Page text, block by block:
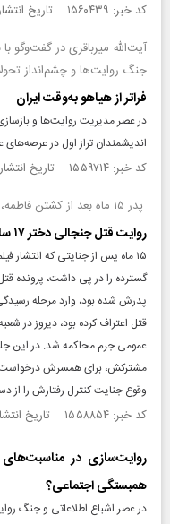
کد خبر: ۱۵۶۰۴۳۹ تاریخ انتشار : ۱۴۰۵/۰۵/۰۳
آیت‌الله میرباقری در گفت‌وگو
جنگ روایت‌ها و چشم‌انداز
فراتر از هیاهو به‌وقت ایران
در عصر مدیریت روایت‌ها و
اندیشمندان تراز اول در
کد خبر: ۱۵۵۹۷۱۴ تاریخ انتشار : ۱۴۰۵/۰۴/۲۸
پدر ۱۵ ماه بعد از کشتن فاطمه، پای میز محاکمه ایستاد
روایت قتل جنجالی دختر ۱۷ ساله
۱۵ ماه پس از جنایتی که
پدرش شده بود، وارد مرحله
قتل اعتراف کرده بود، دیروز در
عمومی جرم محاکمه شد. در این
مشترکش، برای همسرش درخواست
وقوع جنایت کنترل رفتارش را از
کد خبر: ۱۵۵۸۸۵۴ تاریخ انتشار : ۱۴۰۵/۰۴/۲۱
روایت‌سازی در
همبستگی اجتماعی؟
در عصر اشباع اطلاعاتی و جنگ